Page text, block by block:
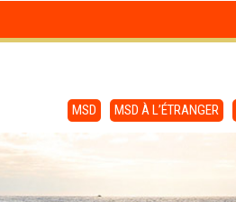
MSD MSD À L’ÉTRANGER